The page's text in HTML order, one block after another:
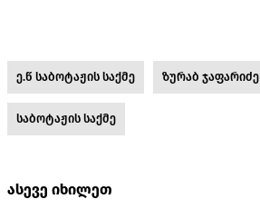
ე.წ საბოტაჟის საქმე ზურაბ ჯაფარიძე
საბოტაჟის საქმე
ასევე იხილეთ